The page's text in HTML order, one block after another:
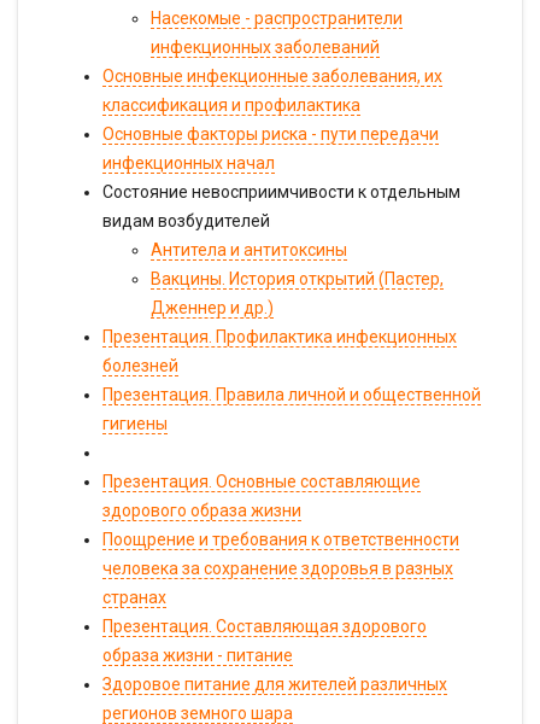
Насекомые - распространители
инфекционных заболеваний
Основные инфекционные заболевания, их
классификация и профилактика
Основные факторы риска - пути передачи
инфекционных начал
Состояние невосприимчивости к отдельным
видам возбудителей
Антитела и антитоксины
Вакцины. История открытий (Пастер,
Дженнер и др.)
Презентация. Профилактика инфекционных
болезней
Презентация. Правила личной и общественной
гигиены
Презентация. Основные составляющие
здорового образа жизни
Поощрение и требования к ответственности
человека за сохранение здоровья в разных
странах
Презентация. Составляющая здорового
образа жизни - питание
Здоровое питание для жителей различных
регионов земного шара